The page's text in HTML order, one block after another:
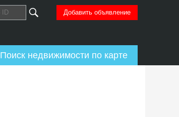
Добавить объявление
Поиск недвижимости по карте